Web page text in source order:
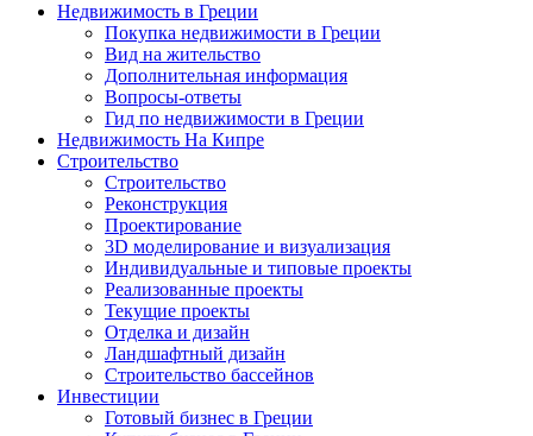
Недвижимость в Греции
Покупка недвижимости в Греции
Вид на жительство
Дополнительная информация
Вопросы-ответы
Гид по недвижимости в Греции
Недвижимость На Кипре
Строительство
Строительство
Реконструкция
Проектирование
3D моделирование и визуализация
Индивидуальные и типовые проекты
Реализованные проекты
Текущие проекты
Отделка и дизайн
Ландшафтный дизайн
Строительство бассейнов
Инвестиции
Готовый бизнес в Греции